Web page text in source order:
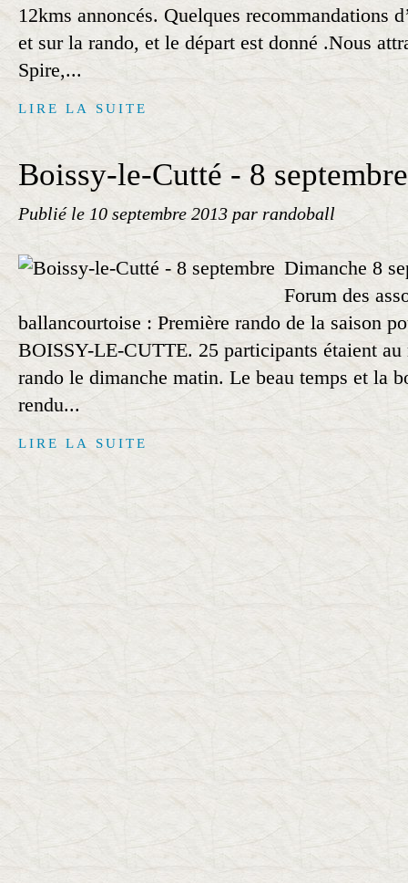
12kms annoncés. Quelques recommandations
et sur la rando, et le départ est donné .Nous
Spire,...
LIRE LA SUITE
Boissy-le-Cutté - 8 septembre
Publié le 10 septembre 2013 par randoball
Dimanche 8
Forum des
ballancourtoise : Première rando de la saison
BOISSY-LE-CUTTE. 25 participants étaient au
rando le dimanche matin. Le beau temps et la
rendu...
LIRE LA SUITE